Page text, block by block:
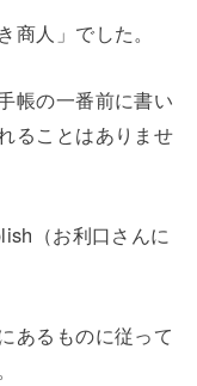
人」でした。
帳の一番前に書い
ることはありませ
（お利口さんに
あるものに従って